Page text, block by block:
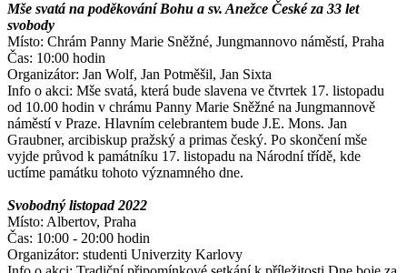
Mše svatá na poděkování Bohu a sv. Anežce České za 33 let
svobody
Místo: Chrám Panny Marie Sněžné, Jungmannovo náměstí, Praha
Čas: 10:00 hodin
Organizátor: Jan Wolf, Jan Potměšil, Jan Sixta
Info o akci: Mše svatá, která bude slavena ve čtvrtek 17. listopadu
od 10.00 hodin v chrámu Panny Marie Sněžné na Jungmannově
náměstí v Praze. Hlavním celebrantem bude J.E. Mons. Jan
Graubner, arcibiskup pražský a primas český. Po skončení mše
vyjde průvod k památníku 17. listopadu na Národní třídě, kde
uctíme památku tohoto významného dne.
Svobodný listopad 2022
Místo: Albertov, Praha
Čas: 10:00 - 20:00 hodin
Organizátor: studenti Univerzity Karlovy